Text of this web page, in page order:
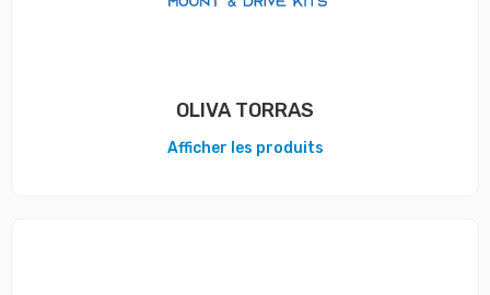
OLIVA TORRAS
Afficher les produits